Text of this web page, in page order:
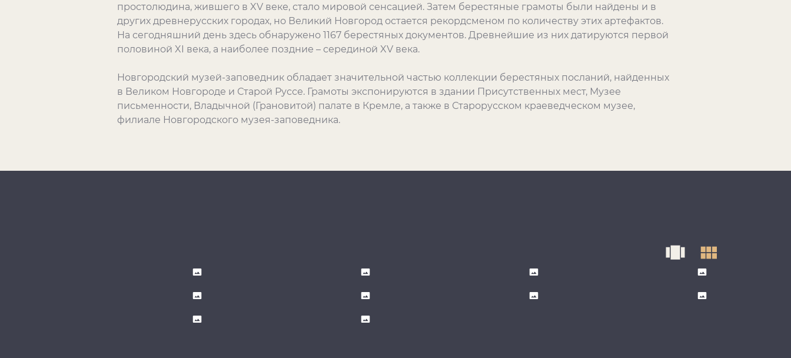
простолюдина, жившего в XV веке, стало мировой сенсацией. Затем берестяные грамоты были найдены и в
других древнерусских городах, но Великий Новгород остается рекордсменом по количеству этих артефактов.
На сегодняшний день здесь обнаружено 1167 берестяных документов. Древнейшие из них датируются первой
половиной XI века, а наиболее поздние – серединой XV века.
Новгородский музей-заповедник обладает значительной частью коллекции берестяных посланий, найденных
в Великом Новгороде и Старой Руссе. Грамоты экспонируются в здании Присутственных мест, Музее
письменности, Владычной (Грановитой) палате в Кремле, а также в Старорусском краеведческом музее,
филиале Новгородского музея-заповедника.